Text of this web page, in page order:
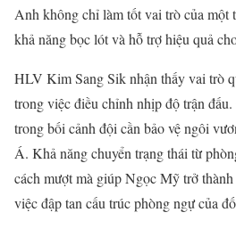
Anh không chỉ làm tốt vai trò của một
khả năng bọc lót và hỗ trợ hiệu quả
HLV Kim Sang Sik nhận thấy vai trò
trong việc điều chỉnh nhịp độ trận
trong bối cảnh đội cần bảo vệ ngôi
Á. Khả năng chuyển trạng thái từ
cách mượt mà giúp Ngọc Mỹ trở
việc đập tan cấu trúc phòng ngự của